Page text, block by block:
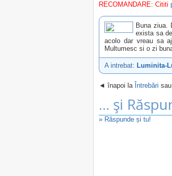
RECOMANDARE: Cititi
Buna ziua.
exista sa
acolo dar vreau sa
Multumesc si o zi
A intrebat: Luminita-
◄ înapoi la Întrebări sau
... şi
» Răspunde și tu!